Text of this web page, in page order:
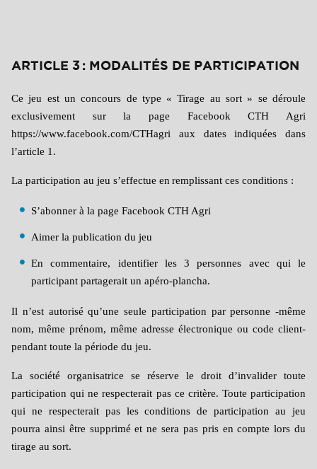
ARTICLE 3 : MODALITÉS DE PARTICIPATION
Ce jeu est un concours de type « Tirage au sort » se déroule
exclusivement sur la page Facebook CTH Agri
https://www.facebook.com/CTHagri aux dates indiquées dans
l’article 1.
La participation au jeu s’effectue en remplissant ces conditions :
S’abonner à la page Facebook CTH Agri
Aimer la publication du jeu
En commentaire, identifier les 3 personnes avec qui le
participant partagerait un apéro-plancha.
Il n’est autorisé qu’une seule participation par personne -même
nom, même prénom, même adresse électronique ou code client-
pendant toute la période du jeu.
La société organisatrice se réserve le droit d’invalider toute
participation qui ne respecterait pas ce critère. Toute participation
qui ne respecterait pas les conditions de participation au jeu
pourra ainsi être supprimé et ne sera pas pris en compte lors du
tirage au sort.